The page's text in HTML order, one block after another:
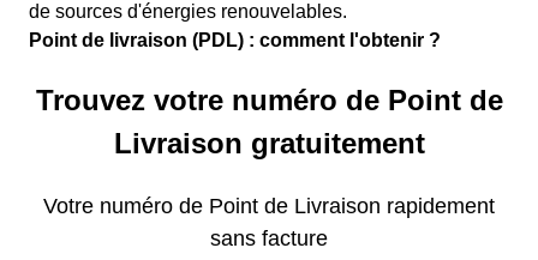
de sources d'énergies renouvelables.
Point de livraison (PDL) : comment l'obtenir ?